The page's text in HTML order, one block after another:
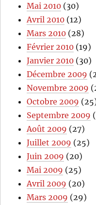
Mai 2010 (30)
Avril 2010 (12)
Mars 2010 (28)
Février 2010 (19)
Janvier 2010 (30)
Décembre 2009
Novembre 2009
Octobre 2009
Septembre 2009
Août 2009 (27)
Juillet 2009 (25)
Juin 2009 (20)
Mai 2009 (25)
Avril 2009 (20)
Mars 2009 (29)